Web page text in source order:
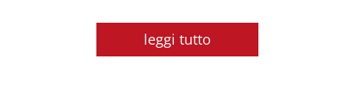
leggi tutto